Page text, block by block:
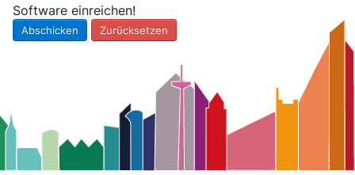
Software einreichen!
Abschicken Zurücksetzen